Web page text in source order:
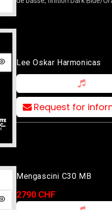
Lee Oskar Harmonicas
Request for
Mengascini C30 MB
2790 CHF